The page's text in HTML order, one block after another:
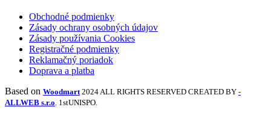
Obchodné podmienky
Zásady ochrany osobných údajov
Zásady používania Cookies
Registračné podmienky
Reklamačný poriadok
Doprava a platba
Based on Woodmart 2024 ALL RIGHTS RESERVED CREATED BY -
ALLWEB s.r.o. 1stUNISPO.